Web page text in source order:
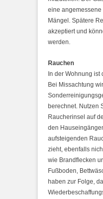
eine
Mängel. Spätere
akzeptiert und
werden.
Rauchen
In der Wohnung ist
Bei Missachtung
berechnet. Nutzen
Raucherinsel auf
den
aufsteigenden
zieht, ebenfalls
wie Brandflecken
Fußboden,
haben zur Folge,